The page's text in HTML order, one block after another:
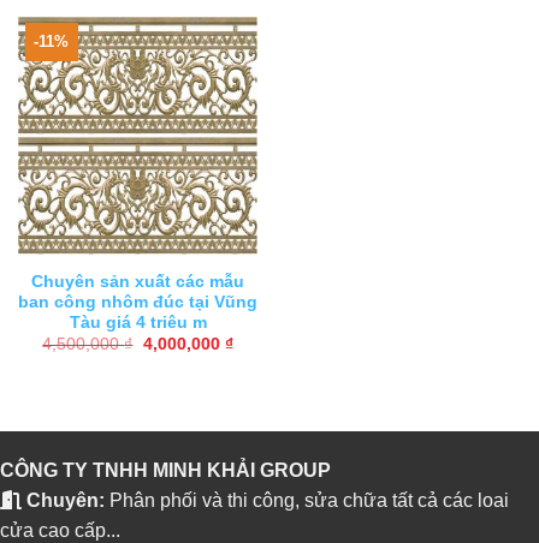
-11%
Chuyên sản xuất các mẫu
ban công nhôm đúc tại Vũng
Tàu giá 4 triêu m
4,500,000₫ Giá
4,000,000 ₫Giá
CÔNG TY TNHH MINH KHẢI GROUP
Chuyên: Phân phối và thi công, sửa chữa tất cả các loai
cửa cao cấp...